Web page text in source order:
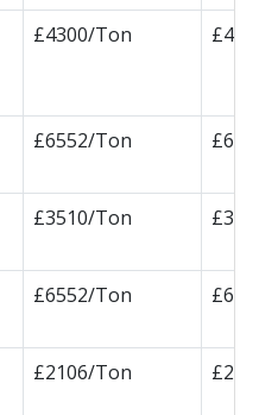
£4300/Ton
£6552/Ton
£3510/Ton
£6552/Ton
£2106/Ton